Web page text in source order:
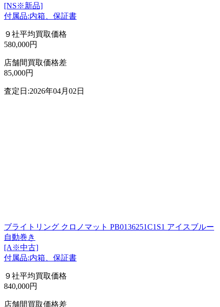
[NS※新品]
付属品:内箱、保証書
９社平均買取価格
580,000円
店舗間買取価格差
85,000円
査定日:2026年04月02日
ブライトリング クロノマット PB0136251C1S1 アイスブルー
自動巻き
[A※中古]
付属品:内箱、保証書
９社平均買取価格
840,000円
店舗間買取価格差